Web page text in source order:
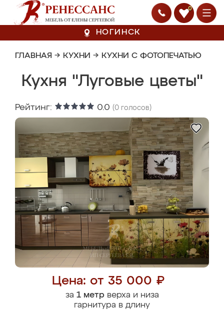
0
НОГИНСК
ГЛАВНАЯ → КУХНИ → КУХНИ С ФОТОПЕЧАТЬЮ
Кухня "Луговые цветы"
Рейтинг: 0.0 (0 голосов)
Цена: от 35 000 ₽
за 1 метрверха и низа
гарнитура в длину